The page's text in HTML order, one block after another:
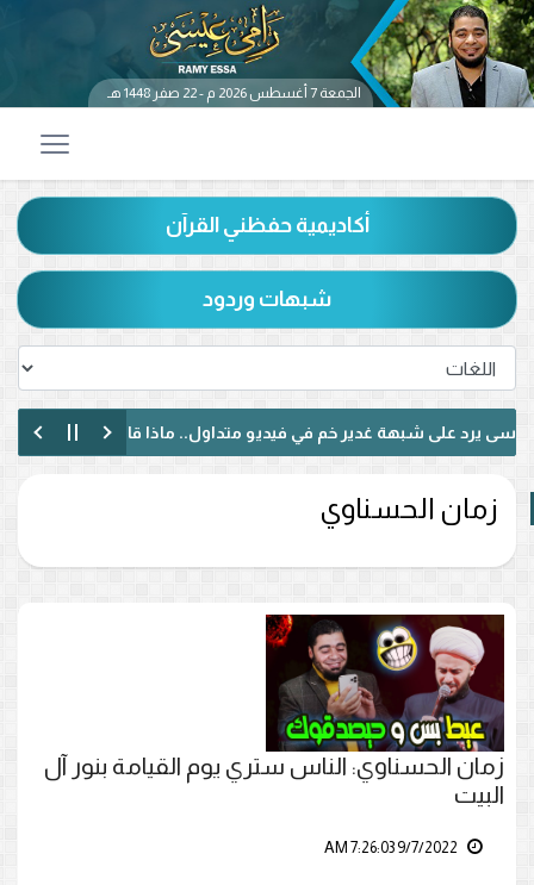
الجمعة 7 أغسطس 2026 م - 22 صفر 1448 هـ
أكاديمية حفظني القرآن
شبهات وردود
على شبهة غدير خم في فيديو متداول.. ماذا قال عن حديث «من كنت
زمان الحسناوي
زمان الحسناوي: الناس ستري يوم القيامة بنور آل
البيت